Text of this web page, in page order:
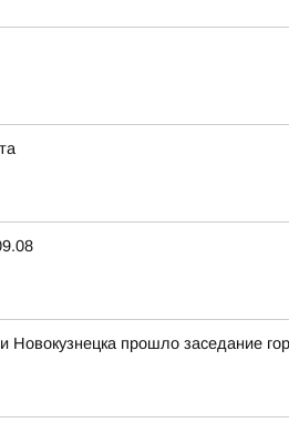
Новокузнецка прошло заседание